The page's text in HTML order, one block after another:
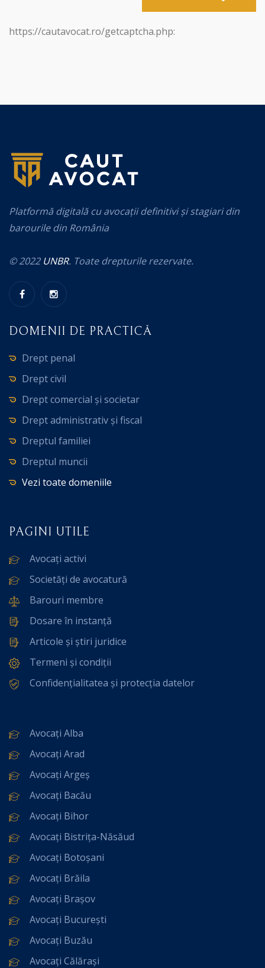
https://cautavocat.ro/getcaptcha.php:
Platformă digitală cu avocații definitivi și stagiari din
barourile din România
© 2022 UNBR. Toate drepturile rezervate.
DOMENII DE PRACTICĂ
Drept penal
Drept civil
Drept comercial și societar
Drept administrativ și fiscal
Dreptul familiei
Dreptul muncii
Vezi toate domeniile
PAGINI UTILE
Avocați activi
Societăți de avocatură
Barouri membre
Dosare în instanță
Articole și știri juridice
Termeni și condiții
Confidențialitatea și protecția datelor
Avocați Alba
Avocați Arad
Avocați Argeș
Avocați Bacău
Avocați Bihor
Avocați Bistrița-Năsăud
Avocați Botoșani
Avocați Brăila
Avocați Brașov
Avocați București
Avocați Buzău
Avocați Călărași